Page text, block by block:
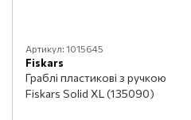
Артикул: 1015645
Fiskars
Граблі пластикові з ручкою
Fiskars Solid XL (135090)